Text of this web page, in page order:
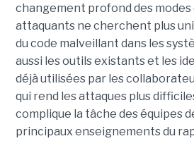
changement profond des
attaquants ne cherchent plus
du code malveillant dans les
aussi les outils existants et les
déjà utilisées par les
qui rend les attaques plus
complique la tâche des équipes
principaux enseignements du